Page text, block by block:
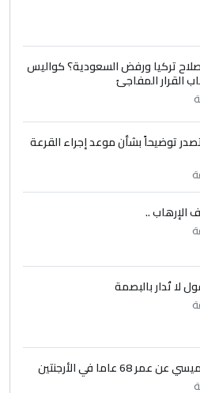
5
الأوائل على العراق
الصافي في العتبات
احمد الصافي : لا يوجود
بوك وتويتر
صلاح تركيا ورفض السعودية؟ كواليس
القرار المفاجئ
توضيحاً بشأن موعد إجراء القرعة
الإرهاب ..
لا تُدار بالبصمة
68 عاما في الأرجنتين